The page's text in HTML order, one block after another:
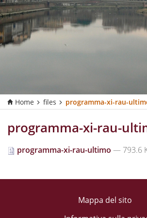
Home files programma-xi-rau-
programma-xi-rau-
programma-xi-rau-ultimo — 793.6
Mappa del sito